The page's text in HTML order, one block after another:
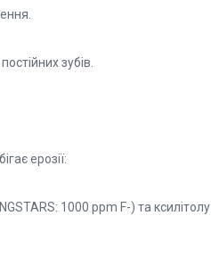
зубів.
ерозії:
1000 ppm F-) та